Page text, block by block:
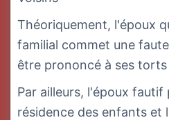
Théoriquement, l'époux
familial commet une
être prononcé à ses torts
Par ailleurs, l'époux fautif
résidence des enfants et